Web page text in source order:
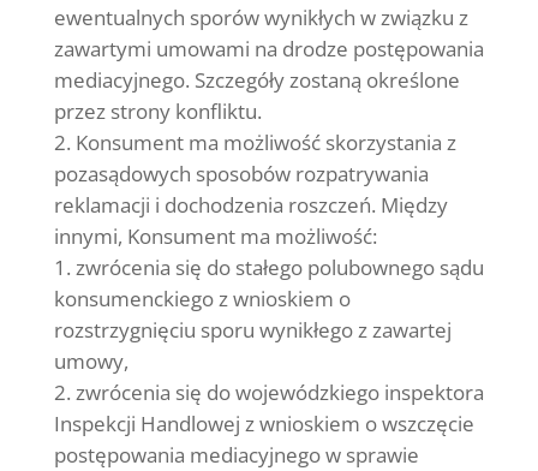
ewentualnych sporów wynikłych w związku z
zawartymi umowami na drodze postępowania
mediacyjnego. Szczegóły zostaną określone
przez strony konfliktu.
Konsument ma możliwość skorzystania z
pozasądowych sposobów rozpatrywania
reklamacji i dochodzenia roszczeń. Między
innymi, Konsument ma możliwość:
zwrócenia się do stałego polubownego sądu
konsumenckiego z wnioskiem o
rozstrzygnięciu sporu wynikłego z zawartej
umowy,
zwrócenia się do wojewódzkiego inspektora
Inspekcji Handlowej z wnioskiem o wszczęcie
postępowania mediacyjnego w sprawie